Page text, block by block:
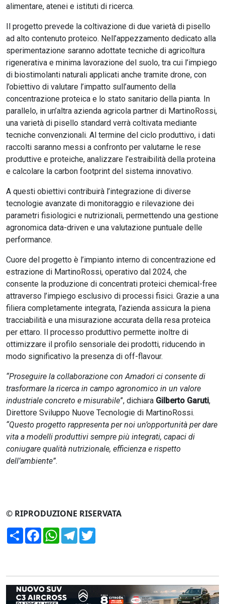
alimentare, atenei e istituti di ricerca.
Il progetto prevede la coltivazione di due varietà di pisello
ad alto contenuto proteico. Nell’appezzamento dedicato alla
sperimentazione saranno adottate tecniche di agricoltura
rigenerativa e minima lavorazione del suolo, tra cui l’impiego
di biostimolanti naturali applicati anche tramite drone, con
l’obiettivo di valutare l’impatto sull’aumento della
concentrazione proteica e lo stato sanitario della pianta. In
parallelo, in un’altra azienda agricola partner di MartinoRossi,
una varietà di pisello standard verrà coltivata mediante
tecniche convenzionali. Al termine del ciclo produttivo, i dati
raccolti saranno messi a confronto per valutarne le rese
produttive e proteiche, analizzare l’estraibilità della proteina
e calcolare la carbon footprint del sistema innovativo.
A questi obiettivi contribuirà l’integrazione di diverse
tecnologie avanzate di monitoraggio e rilevazione dei
parametri fisiologici e nutrizionali, permettendo una gestione
agronomica data-driven e una valutazione puntuale delle
performance.
Cuore del progetto è l’impianto interno di concentrazione ed
estrazione di MartinoRossi, operativo dal 2024, che
consente la produzione di concentrati proteici chemical-free
attraverso l’impiego esclusivo di processi fisici. Grazie a una
filiera completamente integrata, l’azienda assicura la piena
tracciabilità e una misurazione accurata della resa proteica
per ettaro. Il processo produttivo permette inoltre di
ottimizzare il profilo sensoriale dei prodotti, riducendo in
modo significativo la presenza di off-flavour.
“Proseguire la collaborazione con Amadori ci consente di
trasformare la ricerca in campo agronomico in un valore
industriale concreto e misurabile”, dichiara Gilberto Garuti,
Direttore Sviluppo Nuove Tecnologie di MartinoRossi.
“Questo progetto rappresenta per noi un’opportunità per dare
vita a modelli produttivi sempre più integrati, capaci di
coniugare qualità nutrizionale, efficienza e rispetto
dell’ambiente”.
© RIPRODUZIONE RISERVATA
CondividiFacebookWhatsApp
Telegram